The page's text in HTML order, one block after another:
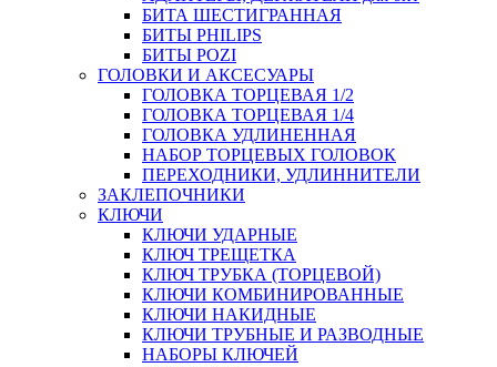
БИТА ШЕСТИГРАННАЯ
БИТЫ PHILIPS
БИТЫ POZI
ГОЛОВКИ И АКСЕСУАРЫ
ГОЛОВКА ТОРЦЕВАЯ 1/2
ГОЛОВКА ТОРЦЕВАЯ 1/4
ГОЛОВКА УДЛИНЕННАЯ
НАБОР ТОРЦЕВЫХ ГОЛОВОК
ПЕРЕХОДНИКИ, УДЛИННИТЕЛИ
ЗАКЛЕПОЧНИКИ
КЛЮЧИ
КЛЮЧИ УДАРНЫЕ
КЛЮЧ ТРЕЩЕТКА
КЛЮЧ ТРУБКА (ТОРЦЕВОЙ)
КЛЮЧИ КОМБИНИРОВАННЫЕ
КЛЮЧИ НАКИДНЫЕ
КЛЮЧИ ТРУБНЫЕ И РАЗВОДНЫЕ
НАБОРЫ КЛЮЧЕЙ